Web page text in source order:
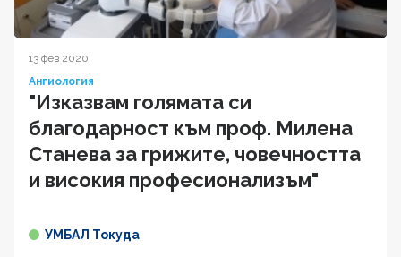
13 фев 2020
Ангиология
"Изказвам голямата си
благодарност към проф. Милена
Станева за грижите, човечността
и високия професионализъм"
УМБАЛ Токуда